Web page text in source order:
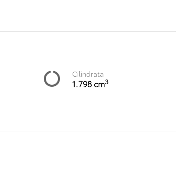
Cilindrata
1.798 cm3